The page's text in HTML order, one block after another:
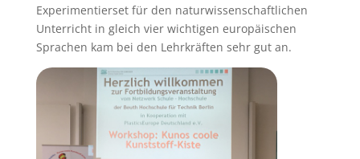
Experimentierset für den naturwissenschaftlichen
Unterricht in gleich vier wichtigen europäischen
Sprachen kam bei den Lehrkräften sehr gut an.